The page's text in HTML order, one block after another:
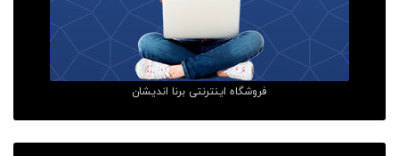
فروشگاه اینترنتی برنا اندیشان